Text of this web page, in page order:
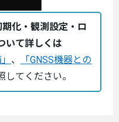
化・観測設定・ロ
いて詳しくは
、
「GNSS機器との
してください。